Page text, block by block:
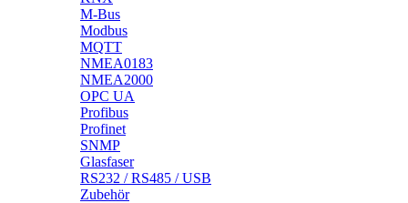
M-Bus
Modbus
MQTT
NMEA0183
NMEA2000
OPC UA
Profibus
Profinet
SNMP
Glasfaser
RS232 / RS485 / USB
Zubehör